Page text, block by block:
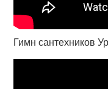
Гимн сантехников